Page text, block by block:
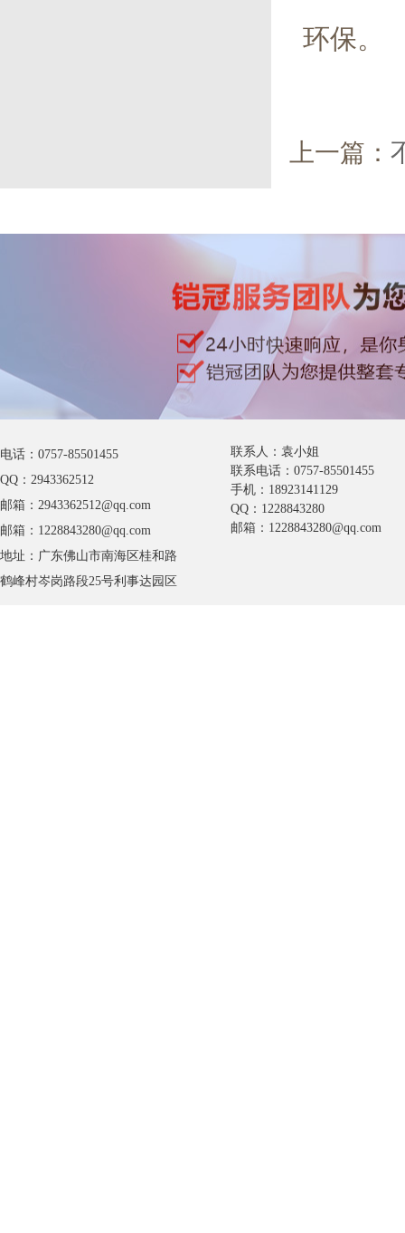
环保。
上一篇：
电话：0757-85501455
QQ：2943362512
邮箱：2943362512@qq.com
邮箱：1228843280@qq.com
地址：广东佛山市南海区桂和路
鹤峰村岑岗路段25号利事达园区
联系人：袁小姐
联系电话：0757-85501455
手机：18923141129
QQ：1228843280
邮箱：1228843280@qq.com